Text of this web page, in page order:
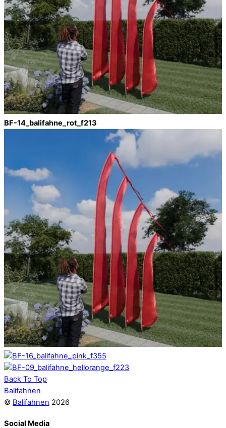
BF-14_balifahne_rot_f213
Back To Top
Balifahnen
© Balifahnen 2026
Social Media